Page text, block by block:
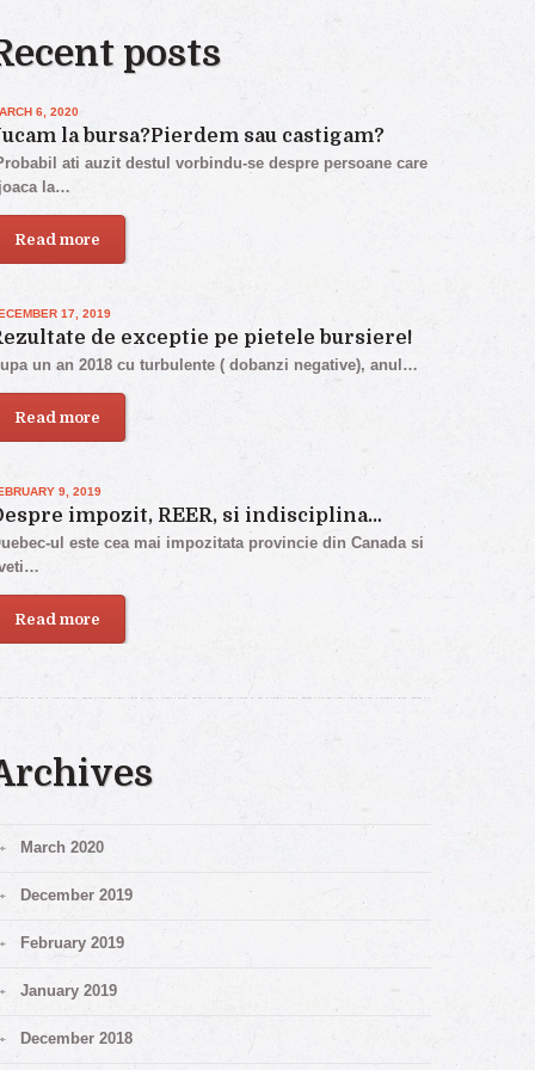
posts
6, 2020
la bursa?Pierdem sau castigam?
ati auzit destul vorbindu-se despre persoane care
la…
Read more
17, 2019
de exceptie pe pietele bursiere!
un an 2018 cu turbulente ( dobanzi negative), anul…
Read more
9, 2019
impozit, REER, si indisciplina…
ul este cea mai impozitata provincie din Canada si
Read more
March 2020
December 2019
February 2019
January 2019
December 2018